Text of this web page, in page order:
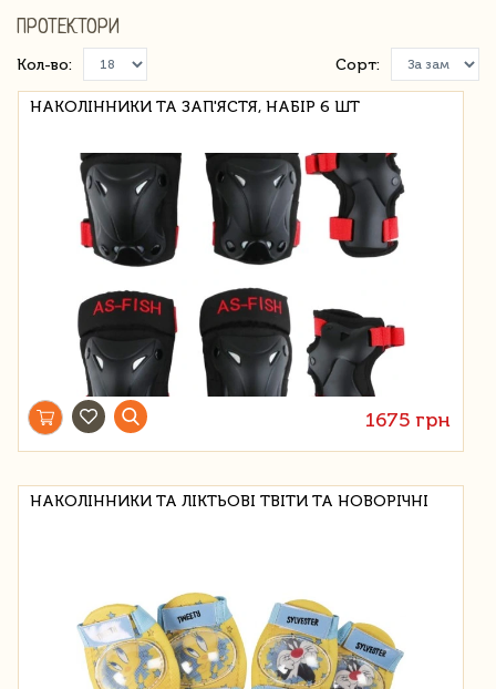
ПРОТЕКТОРИ
Кол-во: Сорт:
НАКОЛІННИКИ ТА ЗАП'ЯСТЯ, НАБІР 6 ШТ
1675 грн
НАКОЛІННИКИ ТА ЛІКТЬОВІ ТВІТИ ТА НОВОРІЧНІ